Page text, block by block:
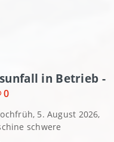
in Betrieb -
0
5. August 2026,
schwere